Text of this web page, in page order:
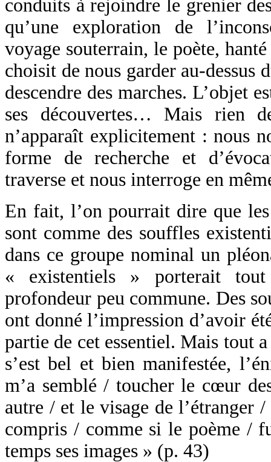
conduits à rejoindre le grenier
qu’une exploration de
voyage souterrain, le poète,
choisit de nous garder au-dessus
descendre des marches. L’objet
ses découvertes… Mais rien
n’apparaît explicitement : nous
forme de recherche et
traverse et nous interroge en
En fait, l’on pourrait dire que
sont comme des souffles
dans ce groupe nominal un
« existentiels » porterait
profondeur peu commune. Des
ont donné l’impression d’avoir
partie de cet essentiel. Mais tout
s’est bel et bien manifestée,
m’a semblé / toucher le cœur
autre / et le visage de l’étranger
compris / comme si le poème /
temps ses images » (p. 43)